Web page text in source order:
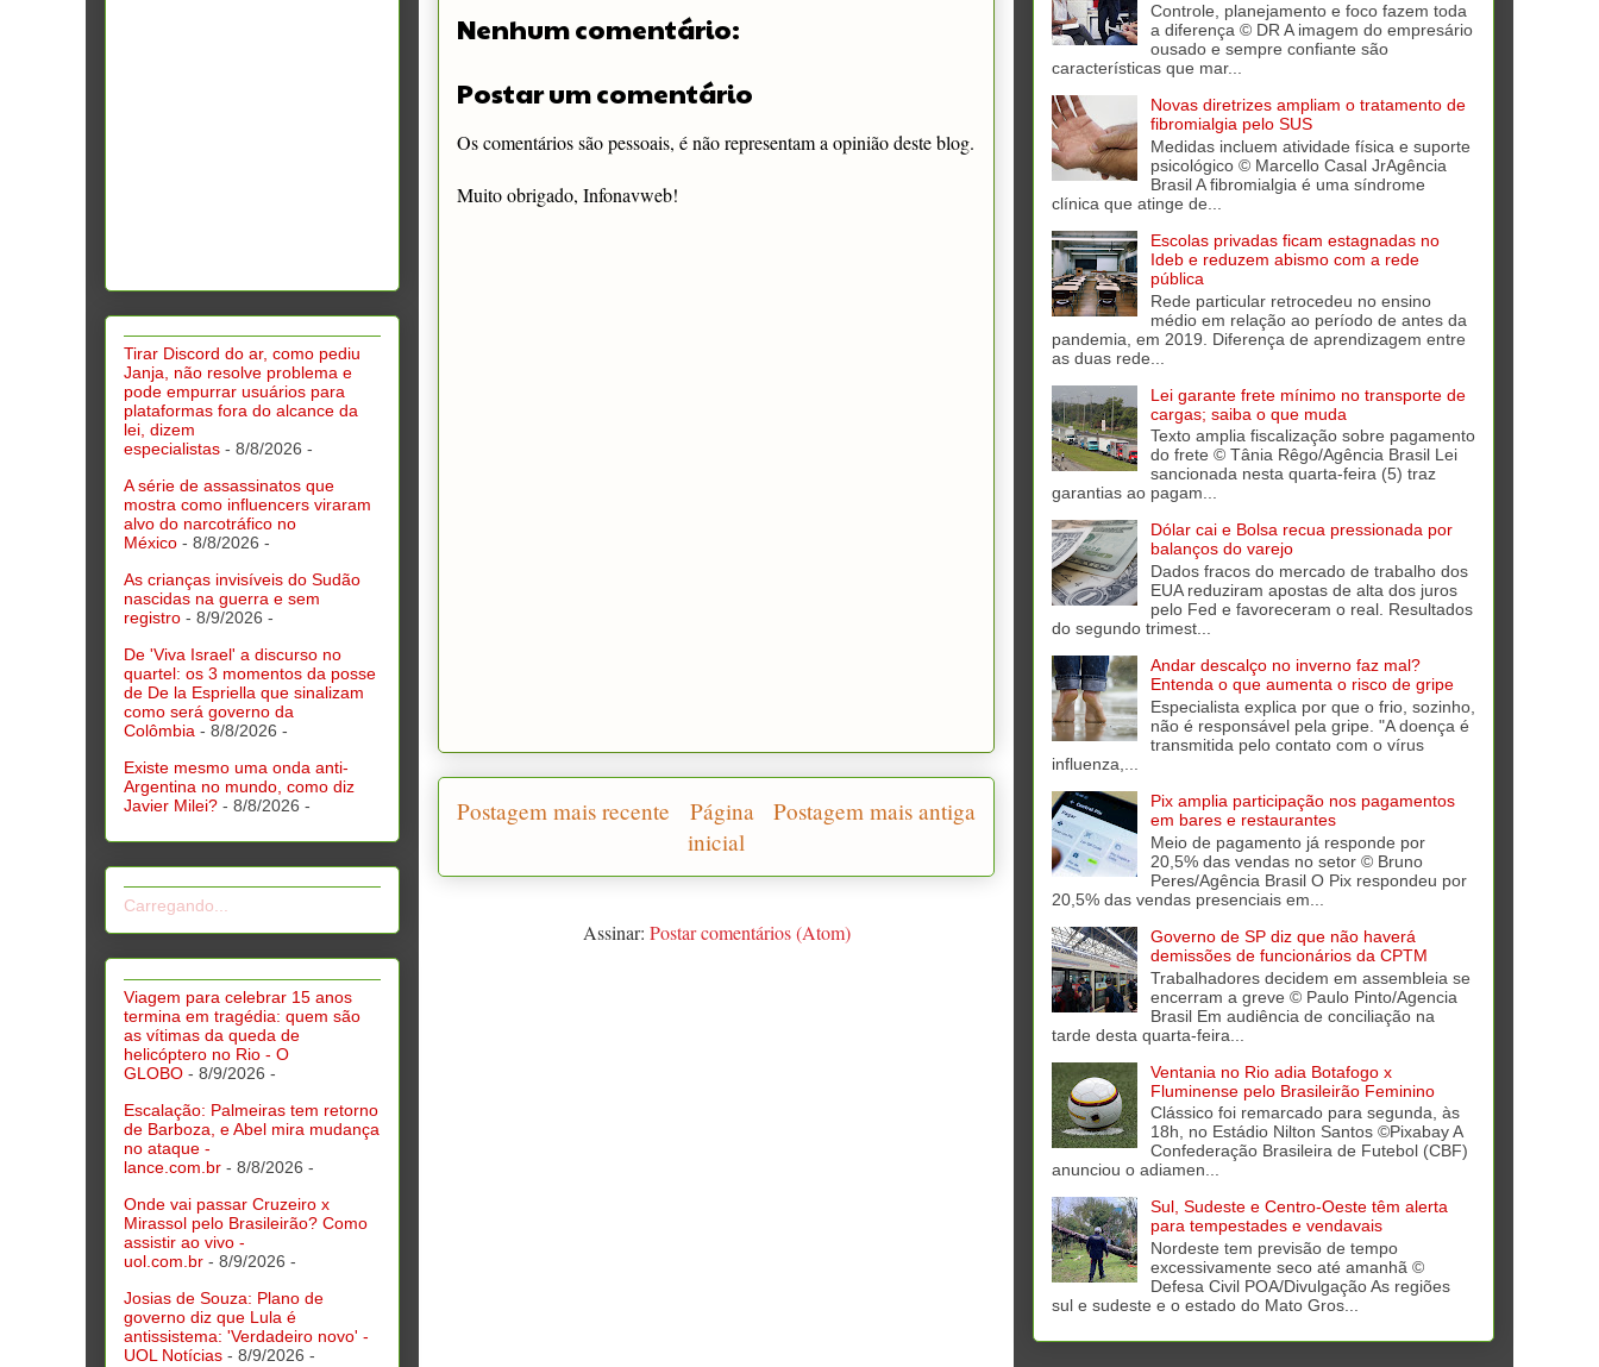
Nenhum comentário:
Postar um comentário
Os comentários são pessoais, é não representam a opinião deste blog.
Muito obrigado, Infonavweb!
Postagem mais recente Postagem mais antiga
Página
inicial
Assinar: Postar comentários (Atom)
Tirar Discord do ar, como pediu
Janja, não resolve problema e
pode empurrar usuários para
plataformas fora do alcance da
lei, dizem
especialistas - 8/8/2026 -
A série de assassinatos que
mostra como influencers viraram
alvo do narcotráfico no
México - 8/8/2026 -
As crianças invisíveis do Sudão
nascidas na guerra e sem
registro - 8/9/2026 -
De 'Viva Israel' a discurso no
quartel: os 3 momentos da posse
de De la Espriella que sinalizam
como será governo da
Colômbia - 8/8/2026 -
Existe mesmo uma onda anti-
Argentina no mundo, como diz
Javier Milei? - 8/8/2026 -
Carregando...
Viagem para celebrar 15 anos
termina em tragédia: quem são
as vítimas da queda de
helicóptero no Rio - O
GLOBO - 8/9/2026 -
Escalação: Palmeiras tem retorno
de Barboza, e Abel mira mudança
no ataque -
lance.com.br - 8/8/2026 -
Onde vai passar Cruzeiro x
Mirassol pelo Brasileirão? Como
assistir ao vivo -
uol.com.br - 8/9/2026 -
Josias de Souza: Plano de
governo diz que Lula é
antissistema: 'Verdadeiro novo' -
UOL Notícias - 8/9/2026 -
Controle, planejamento e foco fazem toda
a diferença © DR A imagem do empresário
ousado e sempre confiante são
características que mar...
Novas diretrizes ampliam o tratamento de
fibromialgia pelo SUS
Medidas incluem atividade física e suporte
psicológico © Marcello Casal JrAgência
Brasil A fibromialgia é uma síndrome
clínica que atinge de...
Escolas privadas ficam estagnadas no
Ideb e reduzem abismo com a rede
pública
Rede particular retrocedeu no ensino
médio em relação ao período de antes da
pandemia, em 2019. Diferença de aprendizagem entre
as duas rede...
Lei garante frete mínimo no transporte de
cargas; saiba o que muda
Texto amplia fiscalização sobre pagamento
do frete © Tânia Rêgo/Agência Brasil Lei
sancionada nesta quarta-feira (5) traz
garantias ao pagam...
Dólar cai e Bolsa recua pressionada por
balanços do varejo
Dados fracos do mercado de trabalho dos
EUA reduziram apostas de alta dos juros
pelo Fed e favoreceram o real. Resultados
do segundo trimest...
Andar descalço no inverno faz mal?
Entenda o que aumenta o risco de gripe
Especialista explica por que o frio, sozinho,
não é responsável pela gripe. "A doença é
transmitida pelo contato com o vírus
influenza,...
Pix amplia participação nos pagamentos
em bares e restaurantes
Meio de pagamento já responde por
20,5% das vendas no setor © Bruno
Peres/Agência Brasil O Pix respondeu por
20,5% das vendas presenciais em...
Governo de SP diz que não haverá
demissões de funcionários da CPTM
Trabalhadores decidem em assembleia se
encerram a greve © Paulo Pinto/Agencia
Brasil Em audiência de conciliação na
tarde desta quarta-feira...
Ventania no Rio adia Botafogo x
Fluminense pelo Brasileirão Feminino
Clássico foi remarcado para segunda, às
18h, no Estádio Nilton Santos ©Pixabay A
Confederação Brasileira de Futebol (CBF)
anunciou o adiamen...
Sul, Sudeste e Centro-Oeste têm alerta
para tempestades e vendavais
Nordeste tem previsão de tempo
excessivamente seco até amanhã ©
Defesa Civil POA/Divulgação As regiões
sul e sudeste e o estado do Mato Gros...